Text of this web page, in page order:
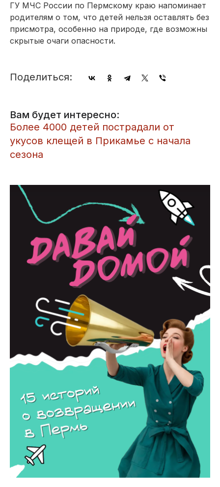
ГУ МЧС России по Пермскому краю напоминает
родителям о том, что детей нельзя оставлять без
присмотра, особенно на природе, где возможны
скрытые очаги опасности.
Поделиться:
Вам будет интересно:
​Более 4000 детей пострадали от
укусов клещей в Прикамье с начала
сезона